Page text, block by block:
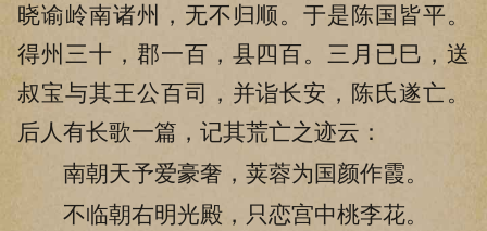
晓谕岭南诸州，无不归顺。于是陈国皆平。
得州三十，郡一百，县四百。三月已巳，送
叔宝与其王公百司，并诣长安，陈氏遂亡。
后人有长歌一篇，记其荒亡之迹云：
南朝天予爱豪奢，荚蓉为国颜作霞。
不临朝右明光殿，只恋宫中桃李花。